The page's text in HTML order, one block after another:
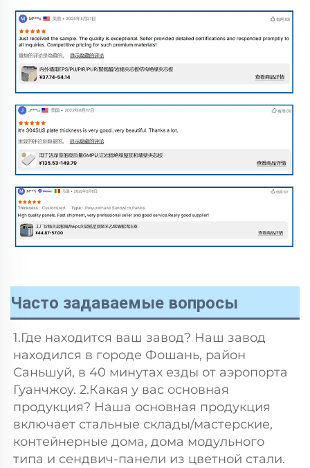
Часто задаваемые вопросы
1.Где находится ваш завод? Наш завод
находился в городе Фошань, район
Саньшуй, в 40 минутах езды от аэропорта
Гуанчжоу. 2.Какая у вас основная
продукция? Наша основная продукция
включает стальные склады/мастерские,
контейнерные дома, дома модульного
типа и сендвич-панели из цветной стали.